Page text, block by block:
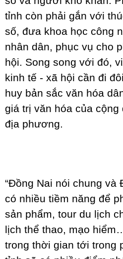
tỉnh còn phải gắn với
số, đưa khoa học công
nhân dân, phục vụ cho
hội. Song song với đó,
kinh tế - xã hội cần đi
huy bản sắc văn hóa
giá trị văn hóa của cộng
địa phương.
“Đồng Nai nói chung và
có nhiều tiềm năng để
sản phẩm, tour du lịch
lịch thể thao, mạo
trong thời gian tới trong